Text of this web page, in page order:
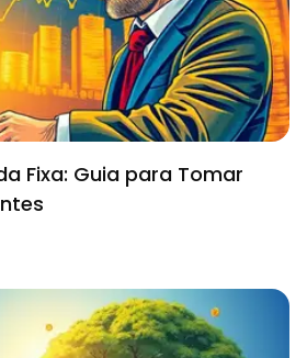
Fixa: Guia para Tomar